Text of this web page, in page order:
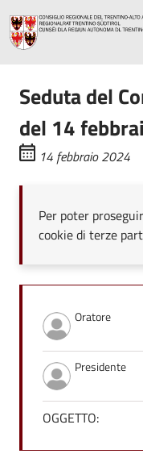
Seduta del
del 14
14 febbraio 2024
Per poter
cookie di terze
Oratore
Presidente
OGGETTO: